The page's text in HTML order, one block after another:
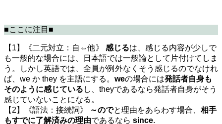
■ここに注目■
【1】《二元対立：自⇔他》 感じるは、感じる内容が少しで
も一般的な場合には、日本語では一般論として片付けてしま
う。しかし英語では、全員が例外なくそう感じるのでなけれ
ば、we か they を主語にする。 weの場合には発話者自身も
そのように感じている し、theyであるなら発話者自身がそう
感じていないことになる。
【2】《語法：接続詞》
～のでと理由をあらわす場合、 相手
もすでに了解済みの理由であるなら since.